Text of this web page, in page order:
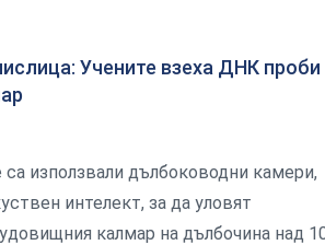
Учените взеха ДНК проби
са използвали дълбоководни камери,
интелект, за да уловят
калмар на дълбочина над